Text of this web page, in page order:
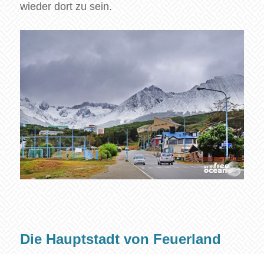
wieder dort zu sein.
Die Hauptstadt von Feuerland